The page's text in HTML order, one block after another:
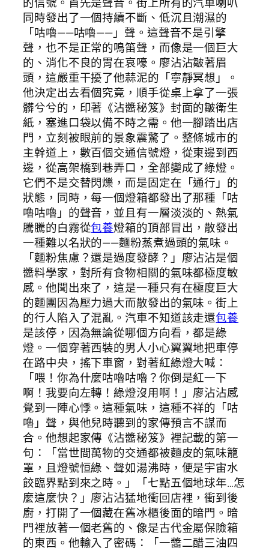
同時發出了一個持續不斷、低沉且潮濕的
「咕嚕——咕嚕——」聲。這聲音不是引擎
聲，也不是正常的鳴笛聲，而像是一個巨大
的、消化不良的胃在哀嚎。廖沾沾皺著眉
頭，這嚴重干擾了他蒜泥的「寧靜冥想」。
他決定出去看個究竟，順手從桌上拿了一張
髒兮兮的，印著《沾醬秘笈》封面的皺衛生
紙，塞進口袋以備不時之需。他一腳踏出店
門，立刻被眼前的景象震驚了。整條城市的
主幹道上，數百個交通信號燈，從東邊到西
邊，從高架橋到巷弄口，全部變成了綠燈。
它們不是交替閃爍，而是固定在「通行」的
狀態，同時，每一個燈箱都發出了那種「咕
嚕咕嚕」的聲音，並且有一層淡淡的、熱氣
騰騰的白霧從包養燈箱的頂部冒出，散發出
一種難以名狀的——麵粉蒸煮過頭的氣味。
「麵粉焦慮？還是過度發酵？」廖沾沾是個
醬料學家，對所有食物相關的氣味都極度敏
感。他聞出來了，這是一種只有在極度巨大
的麵團因為壓力過大而散發出的氣味。街上
的行人陷入了混亂。汽車不知道該走還包養
是該停，因為無論從哪個方向看，都是綠
燈。一個穿著西裝的男人小心翼翼地把車停
在路中央，搖下車窗，對著紅綠燈大喊：
「喂！你為什麼咕嚕咕嚕？你倒是紅一下
啊！我要向左轉！綠燈沒用啊！」廖沾沾感
覺到一陣心悸。這種氣味，這種不祥的「咕
嚕」聲，與他兒時聽到的家傳預言不謀而
合。他想起家傳《沾醬秘笈》裡記載的第一
句：「當世間萬物的交通都被麵皮的氣味籠
罩，且燈號恒綠、聲如湯沸時，便是宇宙水
餃臨界點到來之時。」「七點五個地球年…怎
麼這麼快？」廖沾沾猛地衝回店裡，衝到後
廚，打開了一個藏在舊冰櫃後面的暗門。暗
門裡放著一個老舊的、像是古代金屬保險箱
的東西。他輸入了密碼：「一醬二醋三油四